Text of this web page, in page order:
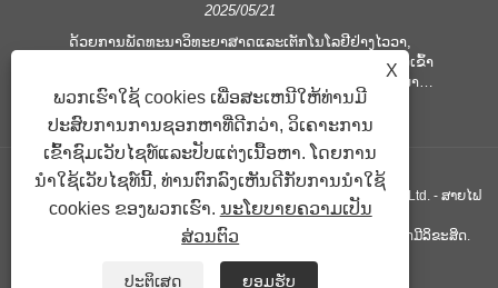
2025/05/21
ດ້ວຍການພັດທະນາວິທະຍາສາດແລະເຕັກໂນໂລຢີຢ່າງໄວວາ,
ເຕັກໂນໂລຢີສາຍເຄເບີນຍັງມີການພັດທະນາຢ່າງໄວວາເພື່ອປັບຕົວເຂົ້າ
ກັບລະບົບການສື່ສານຂໍ້ມູນທີ່ກໍາລັງເຕີບໃຫຍ່ແລະສັບຊ້ອນ. ໃນພາກ
ສະຫນາມນີ້, ສາມາດດຶງດູດຄໍາທີ່ໄດ້ຮັບຄວາມສົນໃຈຫຼາຍ, ເຊິ່ງເປັນ
ຕົວແທນໃຫ້ແກ່ປະສິດທິພາບຂອງສາຍໄຟ, ຫຼຸດຜ່ອນຄວາມຕ້ອງການ
ຂອງອຸປະກອນສື່ສານທີ່ທັນສະໄຫມ.
ລິຂະສິດ© 2019 Xiangshan Hooongang ສາຍໄຟຟ້າ & ບໍລິສັດສາຍໄຟ, Ltd. - ສາຍໄຟ
ລະດັບປະເທດຈີນ, ຜູ້ສະຫນອງສາຍໄຟແບບດຽວ, ສາຍໄຟ PVC ຜູ້ຜະລິດມີລິຂະສິດ.
Sitemap XML
X
ພວກເຮົາໃຊ້ cookies ເພື່ອສະເຫນີໃຫ້ທ່ານມີ
ປະສົບການການຊອກຫາທີ່ດີກວ່າ, ວິເຄາະການ
ເຂົ້າຊົມເວັບໄຊທ໌ແລະປັບແຕ່ງເນື້ອຫາ. ໂດຍການ
ນໍາໃຊ້ເວັບໄຊທ໌ນີ້, ທ່ານຕົກລົງເຫັນດີກັບການນໍາໃຊ້
cookies ຂອງພວກເຮົາ. ນະໂຍບາຍຄວາມເປັນ
ສ່ວນຕົວ
ປະຕິເສດ ຍອມຮັບ